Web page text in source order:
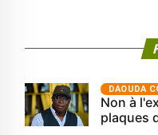
‎DAOUDA
Non à
plaques